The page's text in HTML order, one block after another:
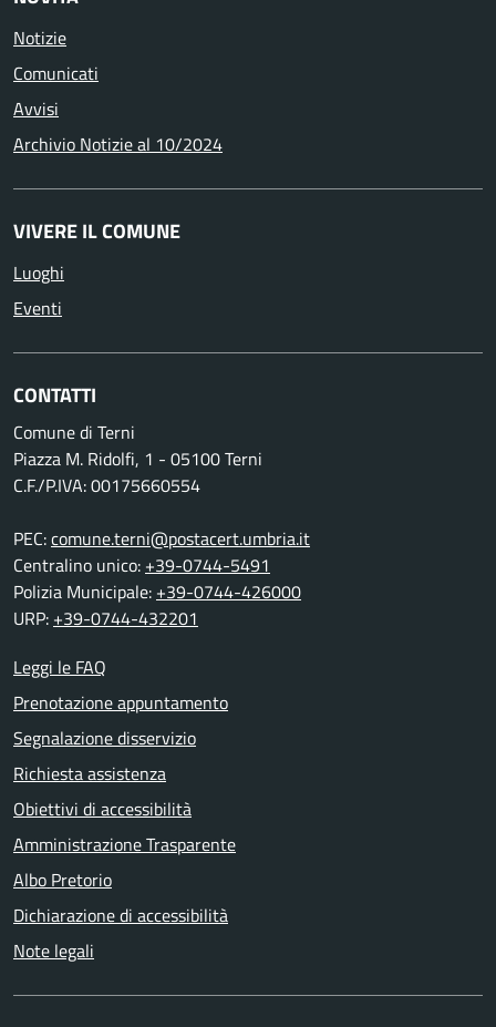
Notizie
Comunicati
Avvisi
Archivio Notizie al 10/2024
VIVERE IL COMUNE
Luoghi
Eventi
CONTATTI
Comune di Terni
Piazza M. Ridolfi, 1 - 05100 Terni
C.F./P.IVA: 00175660554
PEC:comune.terni@postacert.umbria.it
Centralino unico: +39-0744-5491
Polizia Municipale: +39-0744-426000
URP: +39-0744-432201
Leggi le FAQ
Prenotazione appuntamento
Segnalazione disservizio
Richiesta assistenza
Obiettivi di accessibilità
Amministrazione Trasparente
Albo Pretorio
Dichiarazione di accessibilità
Note legali